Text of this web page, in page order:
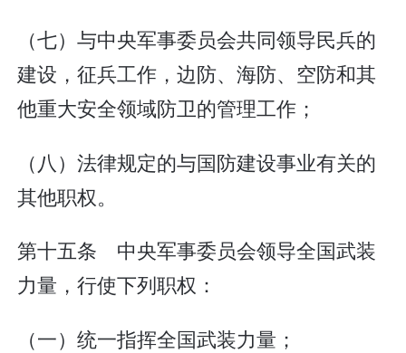
（七）与中央军事委员会共同领导民兵的
建设，征兵工作，边防、海防、空防和其
他重大安全领域防卫的管理工作；
（八）法律规定的与国防建设事业有关的
其他职权。
第十五条 中央军事委员会领导全国武装
力量，行使下列职权：
（一）统一指挥全国武装力量；